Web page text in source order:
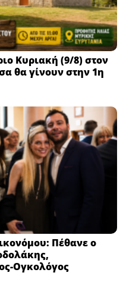
Κυριακή (9/8) στον
θα γίνουν στην 1η
Πέθανε ο
Ογκολόγος